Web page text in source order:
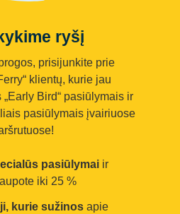
ryšį
prisijunkite prie
klientų, kurie jau
Bird“ pasiūlymais ir
pasiūlymais įvairiuose
pasiūlymai ir
iki 25 %
kurie sužinos apie